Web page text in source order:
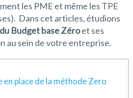
les PME et même les TPE
Dans cet articles, étudions
Budget base Zéroet ses
au sein de votre entreprise.
en place de la méthode Zero